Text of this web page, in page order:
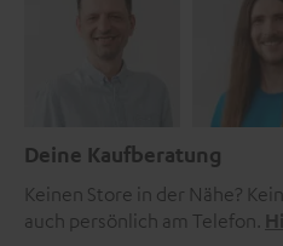
Deine Kaufberatung
Keinen Store in der Nähe?
auch persönlich am Telefon.